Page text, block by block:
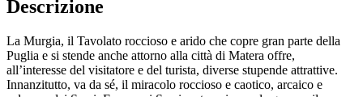
Descrizione
La Murgia, il Tavolato roccioso e arido che copre gran parte della
Puglia e si stende anche attorno alla città di Matera offre,
all’interesse del visitatore e del turista, diverse stupende attrattive.
Innanzitutto, va da sé, il miracolo roccioso e caotico, arcaico e